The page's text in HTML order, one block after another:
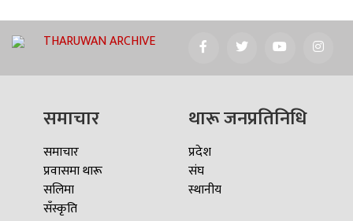
THARUWAN ARCHIVE
समाचार
समाचार
प्रवासमा थारू
सलिमा
सँस्कृति
थारू जनप्रतिनिधि
प्रदेश
संघ
स्थानीय